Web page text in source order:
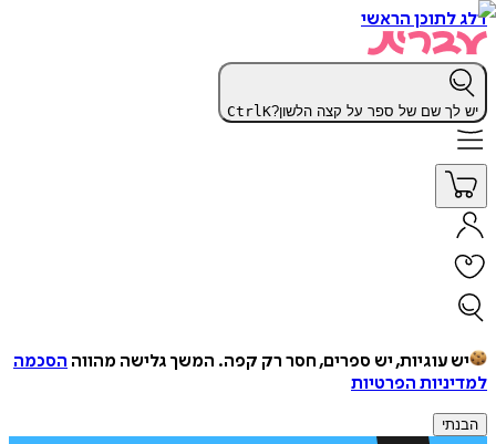
דלג לתוכן הראשי
יש לך שם של ספר על קצה הלשון? CtrlK
יש עוגיות, יש ספרים, חסר רק קפה. המשך גלישה מהווה הסכמה
למדיניות הפרטיות
הבנתי